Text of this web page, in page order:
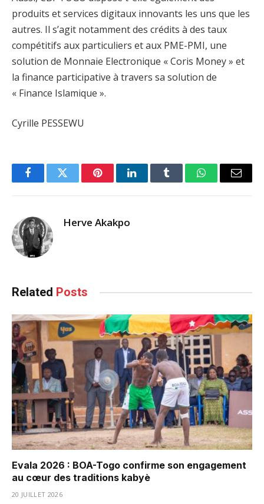
produits et services digitaux innovants les uns que les
autres. Il s’agit notamment des crédits à des taux
compétitifs aux particuliers et aux PME-PMI, une
solution de Monnaie Electronique « Coris Money » et
la finance participative à travers sa solution de
« Finance Islamique ».
Cyrille PESSEWU
FacebookTwitter PinterestLinkedInTumblr WhatsAppEmail
Herve Akakpo
Related Posts
Evala 2026 : BOA-Togo confirme son engagement
au cœur des traditions kabyè
20 JUILLET 2026